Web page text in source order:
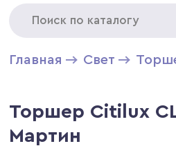
Главная Свет
Торшер Citilux
Мартин